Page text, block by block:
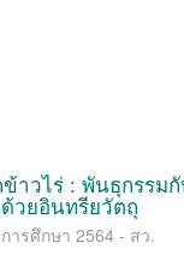
าวไร่ : พันธุกรรม
วยอินทรียวัตถุ
ารศึกษา 2564 - สว.